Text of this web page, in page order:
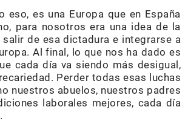
eso, es una Europa que en España
para nosotros era una idea de la
salir de esa dictadura e integrarse a
Al final, lo que nos ha dado es
cada día va siendo más desigual,
Perder todas esas luchas
nuestros abuelos, nuestros padres
laborales mejores, cada día